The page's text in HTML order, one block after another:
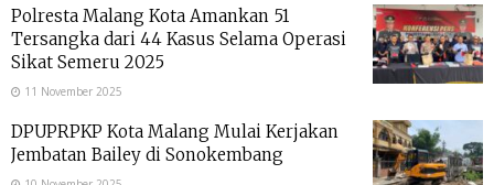
Polresta Malang Kota Amankan 51
Tersangka dari 44 Kasus Selama Operasi
Sikat Semeru 2025
11 November 2025
DPUPRPKP Kota Malang Mulai Kerjakan
Jembatan Bailey di Sonokembang